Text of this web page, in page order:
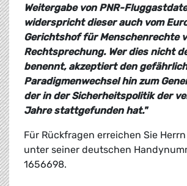
Weitergabe von PNR-
widerspricht dieser auch vom
Gerichtshof für Menschenrechte
Rechtsprechung. Wer dies nicht
benennt, akzeptiert den
Paradigmenwechsel hin zum
der in der Sicherheitspolitik der
Jahre stattgefunden hat."
Für Rückfragen erreichen Sie
unter seiner deutschen
1656698.